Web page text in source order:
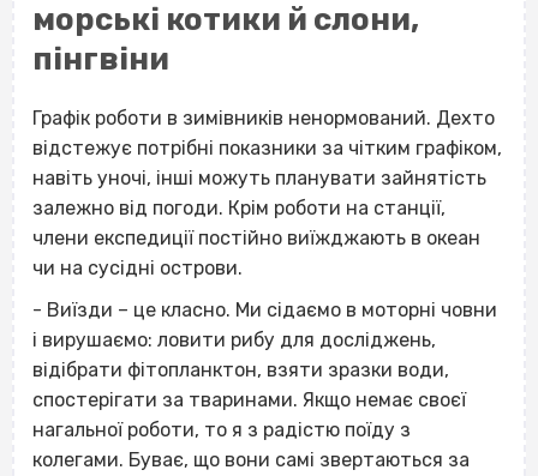
морські котики й слони,
пінгвіни
Графік роботи в зимівників ненормований. Дехто
відстежує потрібні показники за чітким графіком,
навіть уночі, інші можуть планувати зайнятість
залежно від погоди. Крім роботи на станції,
члени експедиції постійно виїжджають в океан
чи на сусідні острови.
- Виїзди – це класно. Ми сідаємо в моторні човни
і вирушаємо: ловити рибу для досліджень,
відібрати фітопланктон, взяти зразки води,
спостерігати за тваринами. Якщо немає своєї
нагальної роботи, то я з радістю поїду з
колегами. Буває, що вони самі звертаються за